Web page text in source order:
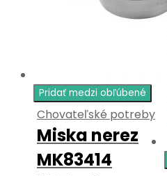
Pridať medzi obľúbené
Chovateľské potreby
Miska nerez
MK83414